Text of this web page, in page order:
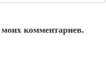
комментариев.